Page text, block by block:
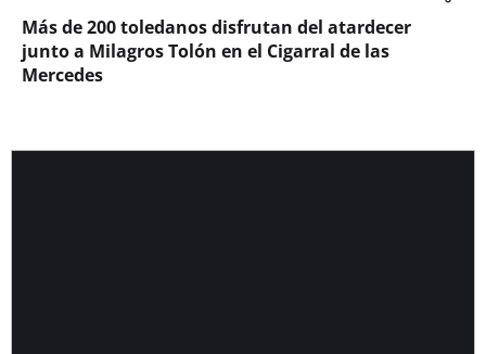
Más de 200 toledanos disfrutan del atardecer
junto a Milagros Tolón en el Cigarral de las
Mercedes